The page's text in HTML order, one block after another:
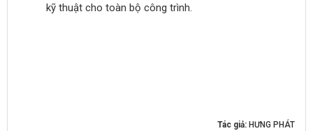
kỹ thuật cho toàn bộ công trình.
Tác giả: HƯNG PHÁT